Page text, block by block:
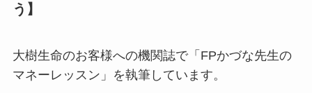
う】
大樹生命のお客様への機関誌で「FPかづな先生の
マネーレッスン」を執筆しています。